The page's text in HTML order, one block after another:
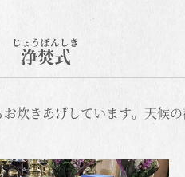
浄焚式
炊きあげしています。天候